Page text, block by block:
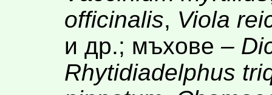
officinalis, Viola
и др.; мъхове–
Rhytidiadelphus